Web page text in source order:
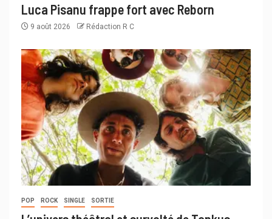
Luca Pisanu frappe fort avec Reborn
9 août 2026 Rédaction R C
POP ROCK SINGLE SORTIE